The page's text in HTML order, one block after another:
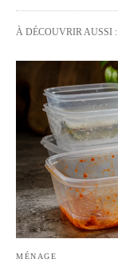
À DÉCOUVRIR AUSSI :
MÉNAGE